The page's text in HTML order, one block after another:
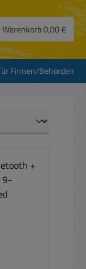
Warenkorb0,00 €
Firmen/Behörden